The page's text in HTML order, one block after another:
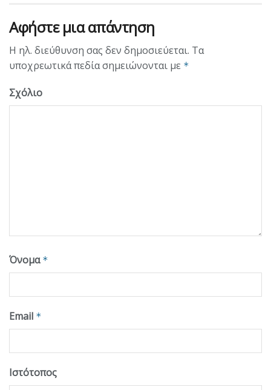
Αφήστε μια απάντηση
Η ηλ. διεύθυνση σας δεν δημοσιεύεται. Τα
υποχρεωτικά πεδία σημειώνονται με *
Σχόλιο
Όνομα *
Email *
Ιστότοπος